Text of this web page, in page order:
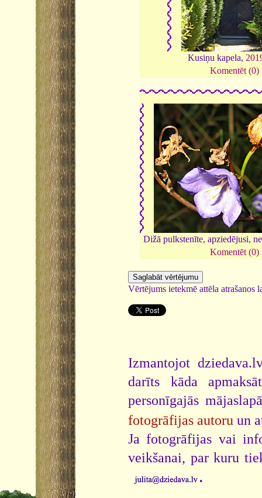
Kusiņu kapela,
Komentēt (0)
Dižā pulkstenīte, apziedējusi,
Komentēt (0)
Vērtējums ietekmē attēla atrašanos
Izmantojot
darīts kāda
personīgajās
fotogrāfijas autoru un
Ja fotogrāfijas vai
veikšanai, par kuru
.